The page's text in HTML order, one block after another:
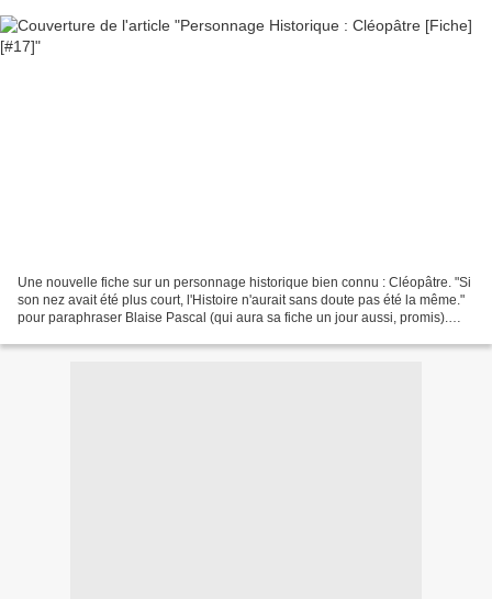
Une nouvelle fiche sur un personnage historique bien connu : Cléopâtre. "Si
son nez avait été plus court, l'Histoire n'aurait sans doute pas été la même."
pour paraphraser Blaise Pascal (qui aura sa fiche un jour aussi, promis).